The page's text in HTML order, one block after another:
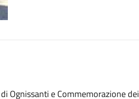
Ognissanti e Commemorazione dei